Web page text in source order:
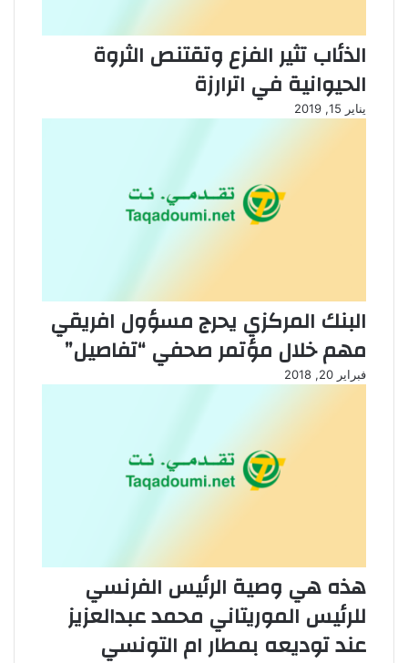
الذئاب تثير الفزع وتقتنص الثروة
الحيوانية في اترارزة
يناير 15, 2019
البنك المركزي يحرج مسؤول افريقي
مهم خلال مؤتمر صحفي “تفاصيل”
فبراير 20, 2018
هذه هي وصية الرئيس الفرنسي
للرئيس الموريتاني محمد عبدالعزيز
عند توديعه بمطار ام التونسي